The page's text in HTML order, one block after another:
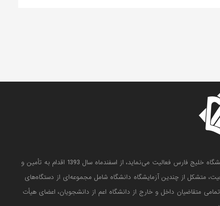
آزمایشگاه مرکزی دانشگاه خلیج فارس که زیر نظر معاون پژوهش و فناوری دانشگاه خلیج فارس فعالیت می‌نماید، از اسفندماه سال 1393 اقدام به تأمین و
متشکل از چندین آزمایشگاه دانشگاه شامل مجموعه‌ای از دستگاه‌های
متقاضیان داخل و خارج از دانشگاه اعم از دانشجویان، اعضای هیأت